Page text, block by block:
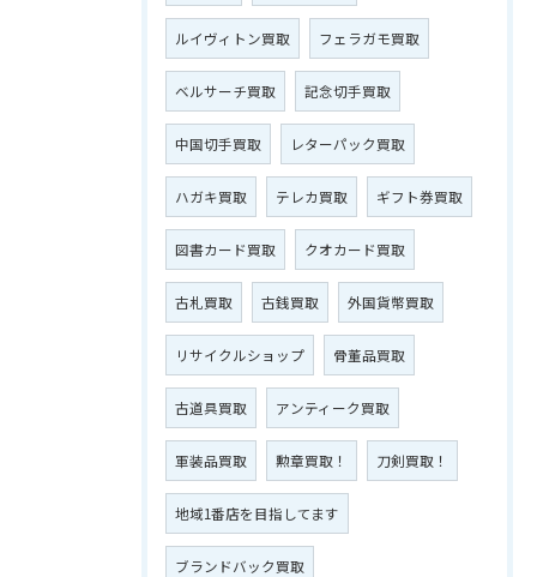
ルイヴィトン買取 フェラガモ買取
ベルサーチ買取 記念切手買取
中国切手買取 レターパック買取
ハガキ買取 テレカ買取 ギフト券買取
図書カード買取 クオカード買取
古札買取 古銭買取 外国貨幣買取
リサイクルショップ 骨董品買取
古道具買取 アンティーク買取
軍装品買取 勲章買取！ 刀剣買取！
地域1番店を目指してます
ブランドバック買取